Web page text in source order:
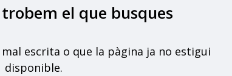
el que busques
escrita o que la pàgina ja no estigui
disponible.